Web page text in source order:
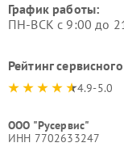
График работы:
ПН-ВСК с 9:00 до
Рейтинг
4.9-5.0
ООО "Русервис"
ИНН 7702633247